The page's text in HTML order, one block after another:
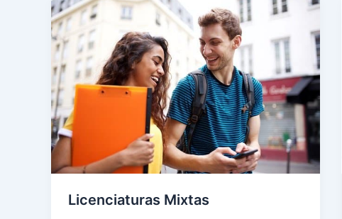
Licenciaturas Mixtas